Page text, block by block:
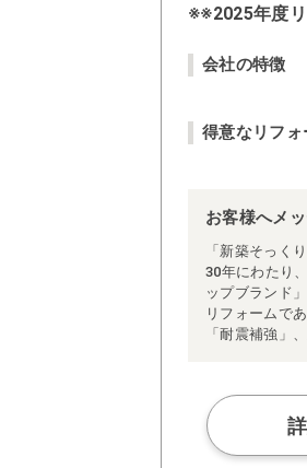
※※2025年度
会社の特徴
得意なリフォ
お客様へメ
「新築そっく
30年にわたり
ップブランド」
リフォームで
「耐震補強」
られた充実の
さらに、住友
ぜひ、あなた
※お客様のご